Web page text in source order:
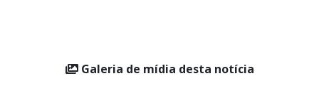
Galeria de mídia desta notícia